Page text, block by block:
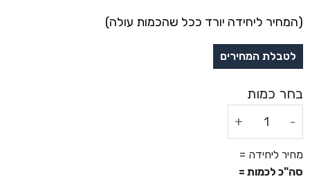
(המחיר ליחידה יורד ככל שהכמות עולה)
סה"כ לכמות =
מחיר ליחידה =